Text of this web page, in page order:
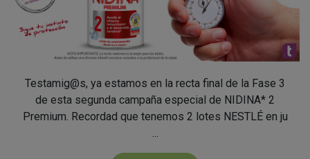
Testamig@s, ya estamos en la recta final de la Fase 3
de esta segunda campaña especial de NIDINA* 2
Premium. Recordad que tenemos 2 lotes NESTLÉ en ju
...